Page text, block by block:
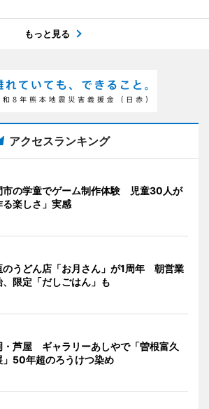
もっと見る
アクセスランキング
市の学童でゲーム制作体験 児童30人が
る楽しさ」実感
のうどん店「お月さん」が1周年 朝営業
、限定「だしごはん」も
・芦屋 ギャラリーあしやで「曽根富久
」50年超のろうけつ染め